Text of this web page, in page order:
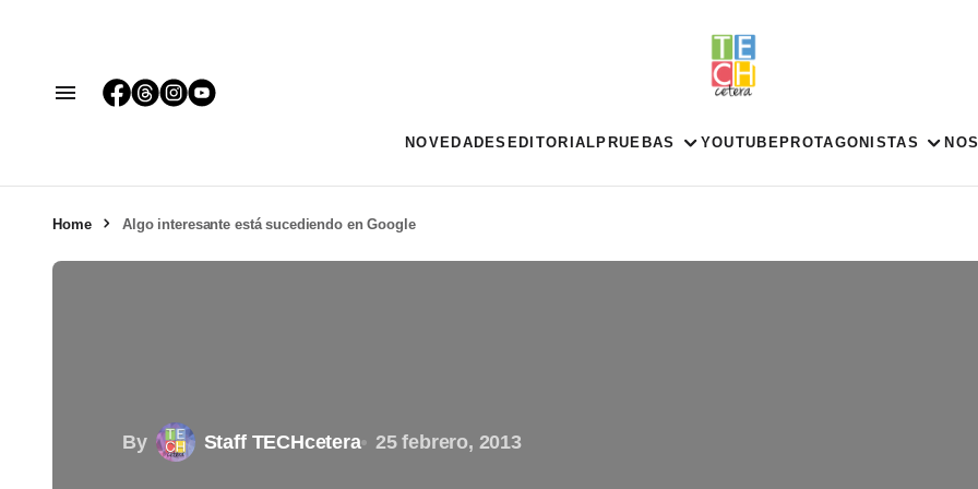
NOVEDADES EDITORIAL PRUEBAS YOUTUBE PROTAGONISTAS
Home Algo interesante está sucediendo en Google
By Staff TECHcetera 25 febrero, 2013